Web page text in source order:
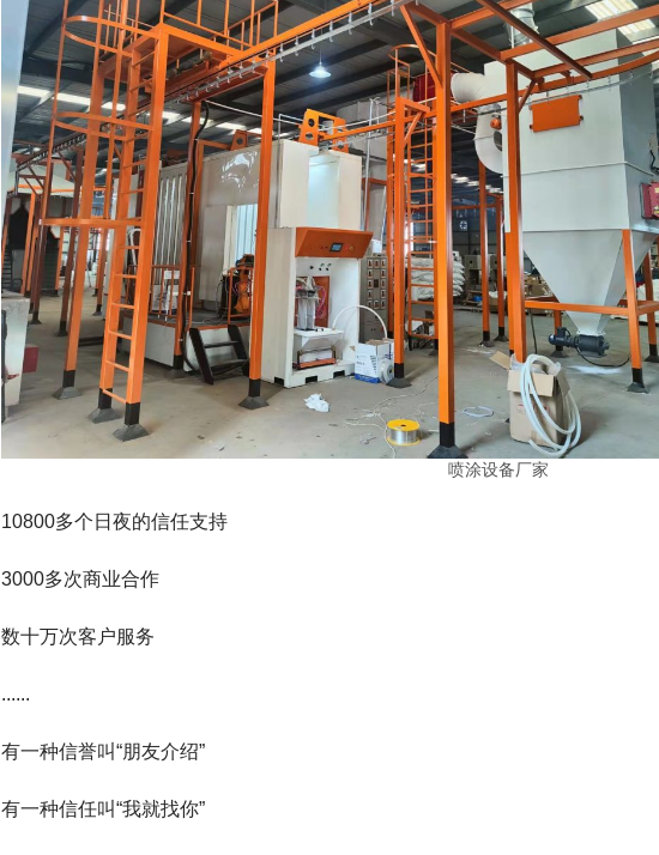
喷涂设备厂家
10800多个日夜的信任支持
3000多次商业合作
数十万次客户服务
......
有一种信誉叫“朋友介绍”
有一种信任叫“我就找你”